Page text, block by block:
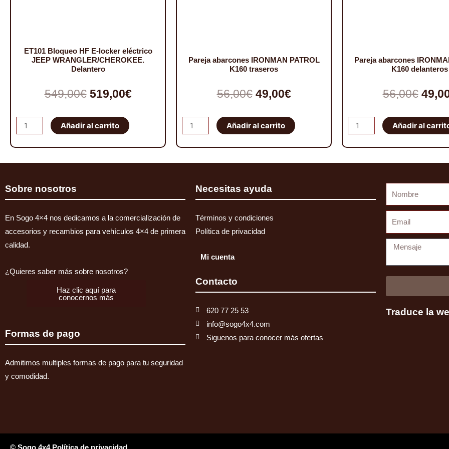
ET101 Bloqueo HF E-locker eléctrico
JEEP WRANGLER/CHEROKEE.
Delantero
549,00€ El
precio
original
519,00€El
ET101
Bloqueo
HF
E-
eléctrico
WRANGLER/CHEROKEE.
Delantero
cantidad
Añadir al carrito
Pareja abarcones IRONMAN PATROL
K160 traseros
56,00€ El
precio
original
49,00€El
precio
actual
Pareja
abarcones
IRONMAN
PATROL
traseros
Añadir al carrito
Pareja abarcones
K160 delanteros
56,00€ El
Pareja
abarcones
IRONMAN
PATROL
Añadir al
Sobre nosotros
En Sogo 4×4 nos dedicamos a la comercialización de
accesorios y recambios para vehículos 4×4 de primera
calidad.
¿Quieres saber más sobre nosotros?
Haz clic aquí para
conocernos más
Formas de pago
Admitimos multiples formas de pago para tu seguridad
y comodidad.
Necesitas ayuda
Términos y condiciones
Política de privacidad
Mi cuenta
Contacto
620 77 25 53
info@sogo4x4.com
Siguenos para conocer más ofertas
Mensaje
Traduce la
© Sogo 4x4 Política de privacidad